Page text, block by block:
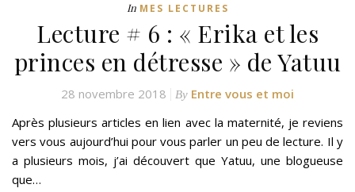
In MES LECTURES
Lecture # 6 : « Erika et les
princes en détresse » de Yatuu
28 novembre 2018 By Entre vous et moi
Après plusieurs articles en lien avec la maternité, je reviens
vers vous aujourd’hui pour vous parler un peu de lecture. Il y
a plusieurs mois, j’ai découvert que Yatuu, une blogueuse
que…